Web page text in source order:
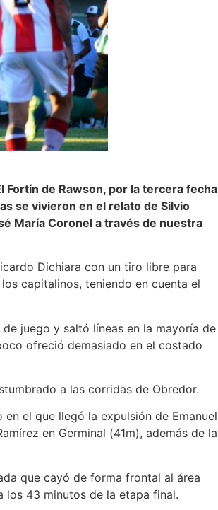
Fortín de Rawson, por la tercera fecha
se vivieron en el relato de Silvio
María Coronel a través de nuestra
Dichiara con un tiro libre para
capitalinos, teniendo en cuenta el
juego y saltó líneas en la mayoría de
ofreció demasiado en el costado
a las corridas de Obredor.
el que llegó la expulsión de Emanuel
en Germinal (41m), además de la
que cayó de forma frontal al área
los 43 minutos de la etapa final.